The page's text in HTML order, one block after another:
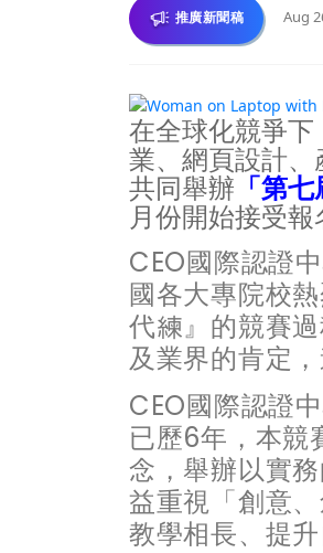
推廣新聞稿 Aug
在全球化競爭
業、網頁設計
共同舉辦 「第
月份開始接受報
CEO國際認證
國各大專院校
代練』的競賽
及業界的肯定
CEO國際認證
已歷6年，本競
念，舉辦以實
益重視「創意
教學相長、提